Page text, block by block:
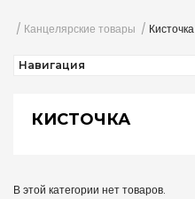
Канцелярские товары Кисточка
Навигация
КИСТОЧКА
В этой категории нет товаров.